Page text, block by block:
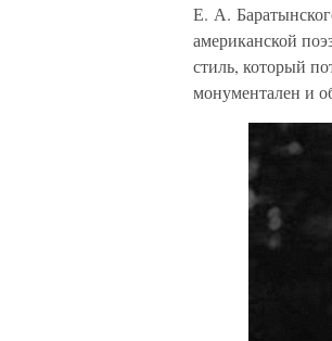
Е. А.
американской
стиль, который
монументален и